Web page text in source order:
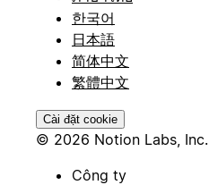
한국어
日本語
简体中文
繁體中文
Cài đặt cookie
© 2026 Notion Labs, Inc.
Công ty